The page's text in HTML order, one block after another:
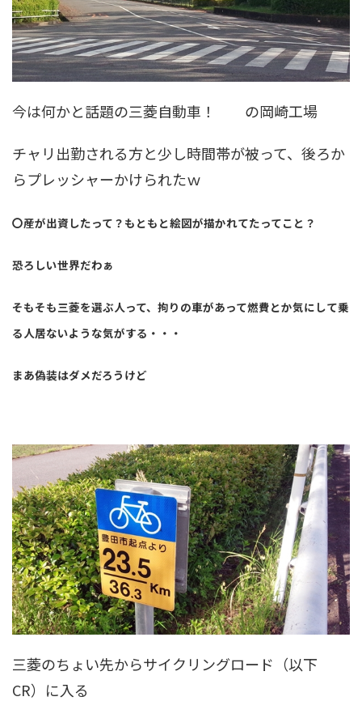
今は何かと話題の三菱自動車！ の岡崎工場
チャリ出勤される方と少し時間帯が被って、後ろか
らプレッシャーかけられたｗ
〇産が出資したって？もともと絵図が描かれてたってこと？
恐ろしい世界だわぁ
そもそも三菱を選ぶ人って、拘りの車があって燃費とか気にして乗
る人居ないような気がする・・・
まあ偽装はダメだろうけど
三菱のちょい先からサイクリングロード（以下
CR）に入る